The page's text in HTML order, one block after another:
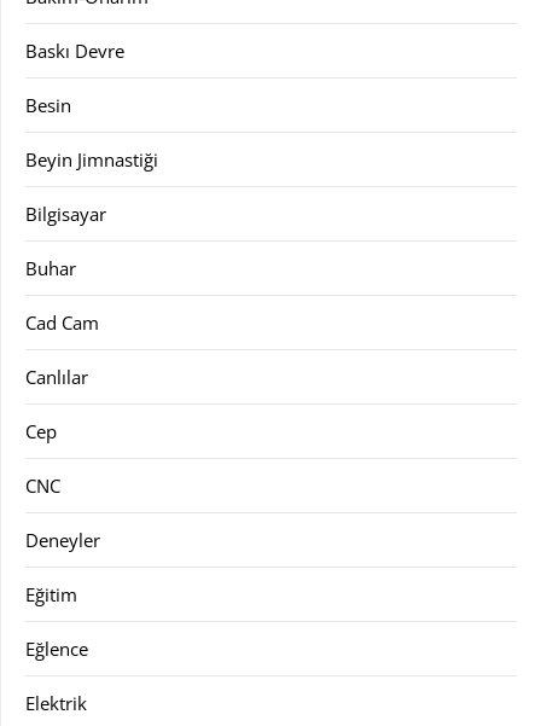
Baskı Devre
Besin
Beyin Jimnastiği
Bilgisayar
Buhar
Cad Cam
Canlılar
Cep
CNC
Deneyler
Eğitim
Eğlence
Elektrik